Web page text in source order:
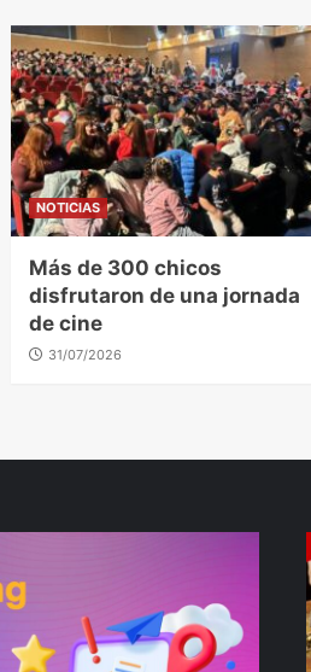
NOTICIAS
Más de 300 chicos
disfrutaron de una jornada
de cine
31/07/2026